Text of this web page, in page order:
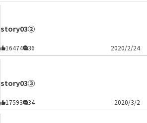
story03②
16474 36 2020/2/24
story03③
17593 34 2020/3/2